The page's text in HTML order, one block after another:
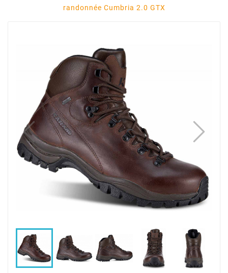
randonnée Cumbria 2.0 GTX